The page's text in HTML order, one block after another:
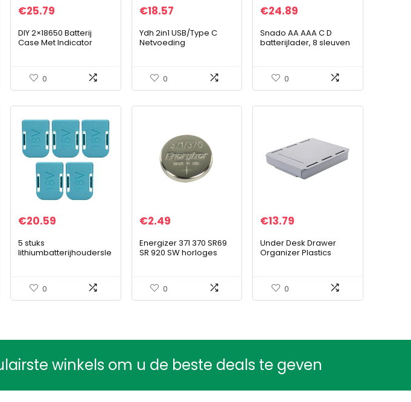
€25.79
DIY 2×18650 Batterij
Case Met Indicator
Doos zonder Batterij
Powerbank Protector…
0
€18.57
Ydh 2in1 USB/Type C
Netvoeding
Vervang 1 naar 4 stks
LR6 LR03 Batterij…
0
€24.89
Snado AA AAA C D
batterijlader, 8 sleuven
AAA C D Ni-MH/Ni-Cd
oplaadbare…
0
€20.59
5 stuks
lithiumbatterijhoudersle
voor batterijopslag,
compatibel met Ma-
kita/Bos-ch…
0
€2.49
Energizer 371 370 SR69
SR 920 SW horloges
0
€13.79
Under Desk Drawer
Organizer Plastics
with Free Screw
Package Multipurpose…
0
winkels om u de beste deals te geven